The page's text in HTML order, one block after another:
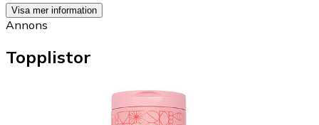
Visa mer information
Annons
Topplistor